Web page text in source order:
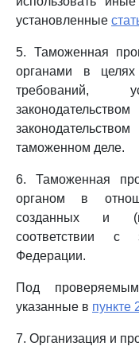
установленные
5. Таможенная
органами в
требований,
таможенном деле.
6. Таможенная
органом в
созданных и
соответствии с
Федерации.
Под
указанные в пункте
7. Организация и